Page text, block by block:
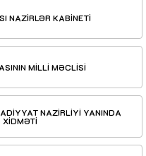
NAZİRLƏR KABİNETİ
MİLLİ MƏCLİSİ
NAZİRLİYİ YANINDA
XİDMƏTİ